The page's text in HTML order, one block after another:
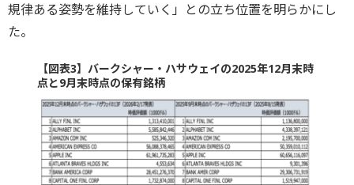
規律ある姿勢を維持していく」との立ち位置を明らかにし
た。
【図表3】バークシャー・ハサウェイの2025年12月末時
点と9月末時点の保有銘柄